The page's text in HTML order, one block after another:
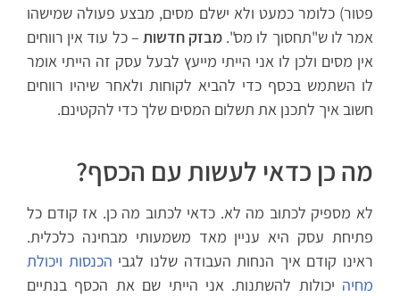
פטור) כלומר כמעט ולא ישלם מסים, מבצע פעולה שמישהו
אמר לו ש"תחסוך לו מס". מבזק חדשות – כל עוד אין רווחים
אין מסים ולכן לו אני הייתי מייעץ לבעל עסק זה הייתי אומר
לו השתמש בכסף כדי להביא לקוחות ולאחר שיהיו רווחים
חשוב איך לתכנן את תשלום המסים שלך כדי להקטינם.
מה כן כדאי לעשות עם הכסף?
לא מספיק לכתוב מה לא. כדאי לכתוב מה כן. אז קודם כל
פתיחת עסק היא עניין מאד משמעותי מבחינה כלכלית.
ראינו קודם איך הנחות העבודה שלנו לגבי הכנסות ויכולת
מחיה יכולות להשתנות. אני הייתי שם את הכסף בנתיים